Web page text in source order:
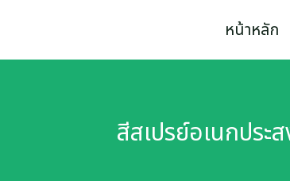
to
หน้าหลัก
สีสเปรย์อเนกปร